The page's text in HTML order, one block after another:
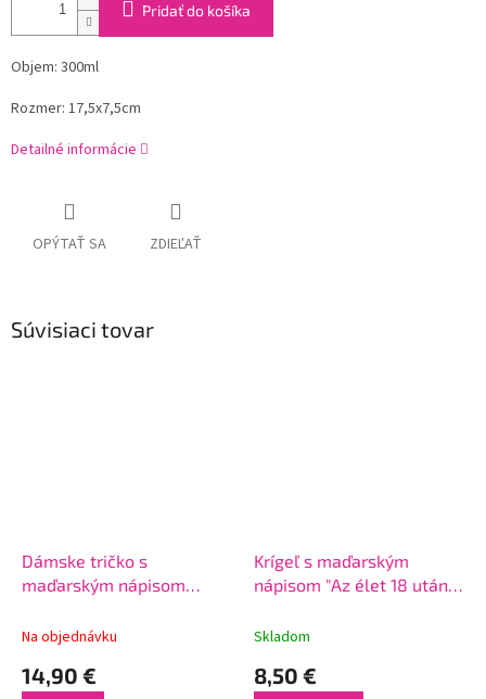
Pridať do košíka
Objem: 300ml
Rozmer: 17,5x7,5cm
Detailné informácie
OPÝTAŤ SA ZDIEĽAŤ
Súvisiaci tovar
Dámske tričko s
maďarským nápisom
hb001
Na objednávku
14,90 €
Krígeľ s maďarským
nápisom "Az élet 18 után
Skladom
8,50 €